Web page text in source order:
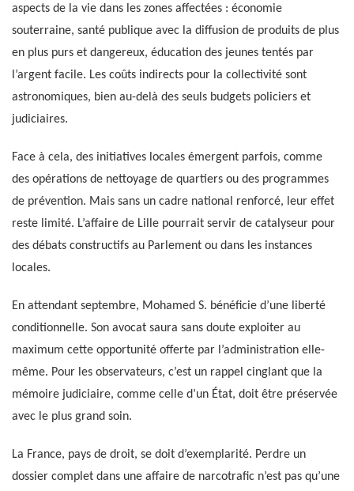
aspects de la vie dans les zones affectées : économie
souterraine, santé publique avec la diffusion de produits de plus
en plus purs et dangereux, éducation des jeunes tentés par
l’argent facile. Les coûts indirects pour la collectivité sont
astronomiques, bien au-delà des seuls budgets policiers et
judiciaires.
Face à cela, des initiatives locales émergent parfois, comme
des opérations de nettoyage de quartiers ou des programmes
de prévention. Mais sans un cadre national renforcé, leur effet
reste limité. L’affaire de Lille pourrait servir de catalyseur pour
des débats constructifs au Parlement ou dans les instances
locales.
En attendant septembre, Mohamed S. bénéficie d’une liberté
conditionnelle. Son avocat saura sans doute exploiter au
maximum cette opportunité offerte par l’administration elle-
même. Pour les observateurs, c’est un rappel cinglant que la
mémoire judiciaire, comme celle d’un État, doit être préservée
avec le plus grand soin.
La France, pays de droit, se doit d’exemplarité. Perdre un
dossier complet dans une affaire de narcotrafic n’est pas qu’une